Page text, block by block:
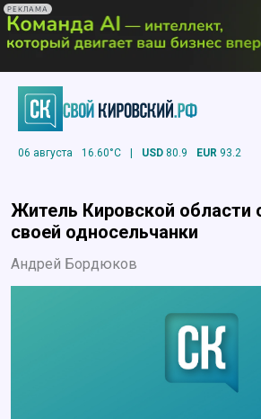
РЕКЛАМА
06 августа 16.60°C | USD 80.9 EUR 93.2
Житель Кировской области
своей односельчанки
Андрей Бордюков